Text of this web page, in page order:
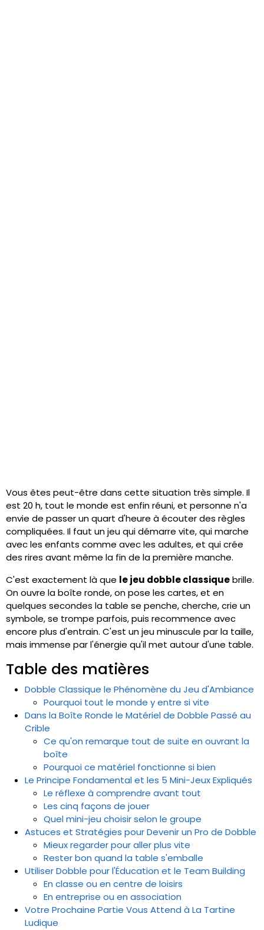
Vous êtes peut-être dans cette situation très simple. Il
est 20 h, tout le monde est enfin réuni, et personne n'a
envie de passer un quart d'heure à écouter des règles
compliquées. Il faut un jeu qui démarre vite, qui marche
avec les enfants comme avec les adultes, et qui crée
des rires avant même la fin de la première manche.
C'est exactement là que le jeu dobble classiquebrille.
On ouvre la boîte ronde, on pose les cartes, et en
quelques secondes la table se penche, cherche, crie un
symbole, se trompe parfois, puis recommence avec
encore plus d'entrain. C'est un jeu minuscule par la taille,
mais immense par l'énergie qu'il met autour d'une table.
Table des matières
Dobble Classique le Phénomène du Jeu d'Ambiance
Pourquoi tout le monde y entre si vite
Dans la Boîte Ronde le Matériel de Dobble Passé au
Crible
Ce qu'on remarque tout de suite en ouvrant la
boîte
Pourquoi ce matériel fonctionne si bien
Le Principe Fondamental et les 5 Mini-Jeux Expliqués
Le réflexe à comprendre avant tout
Les cinq façons de jouer
Quel mini-jeu choisir selon le groupe
Astuces et Stratégies pour Devenir un Pro de Dobble
Mieux regarder pour aller plus vite
Rester bon quand la table s'emballe
Utiliser Dobble pour l'Éducation et le Team Building
En classe ou en centre de loisirs
En entreprise ou en association
Votre Prochaine Partie Vous Attend à La Tartine
Ludique